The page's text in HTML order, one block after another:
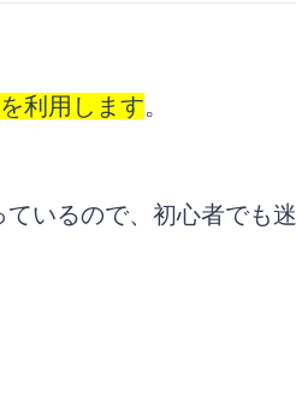
利用します。
いるので、初心者でも迷